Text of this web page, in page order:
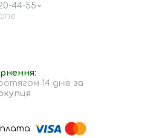
44-55
14 днів за